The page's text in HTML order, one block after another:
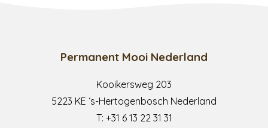
Permanent Mooi Nederland
Kooikersweg 203
5223 KE ‘s-Hertogenbosch Nederland
T: +31 6 13 22 31 31